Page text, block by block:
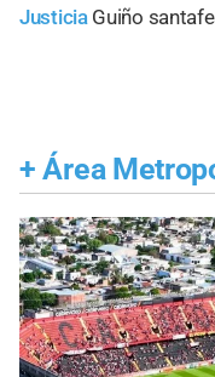
Justicia Guiño
+ Área